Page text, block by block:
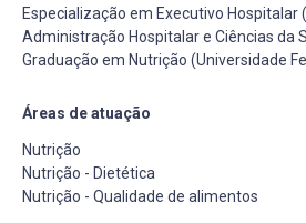
Especialização em Executivo Hospitalar
Administração Hospitalar e Ciências da
Graduação em Nutrição (Universidade
Áreas de atuação
Nutrição
Nutrição - Dietética
Nutrição - Qualidade de alimentos